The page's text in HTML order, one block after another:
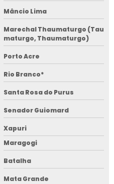
Mâncio Lima
Marechal Thaumaturgo (Tau
maturgo, Thaumaturgo)
Porto Acre
Rio Branco*
Santa Rosa do Purus
Senador Guiomard
Xapuri
Maragogi
Batalha
Mata Grande